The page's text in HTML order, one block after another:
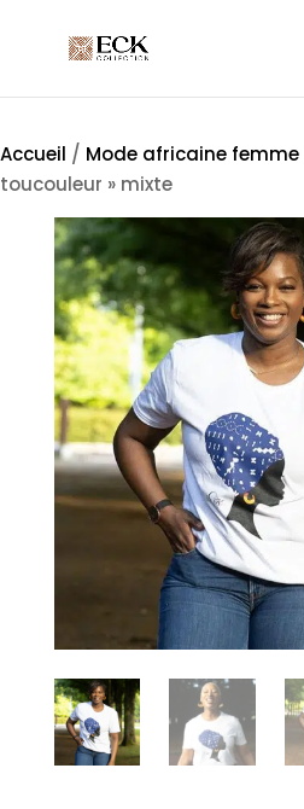
Accueil / Mode africaine femme
toucouleur » mixte